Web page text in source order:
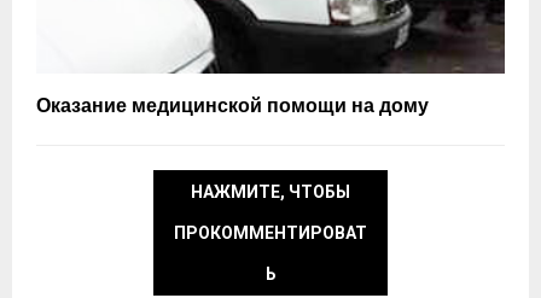
Оказание медицинской помощи на дому
НАЖМИТЕ, ЧТОБЫ
ПРОКОММЕНТИРОВАТ
Ь